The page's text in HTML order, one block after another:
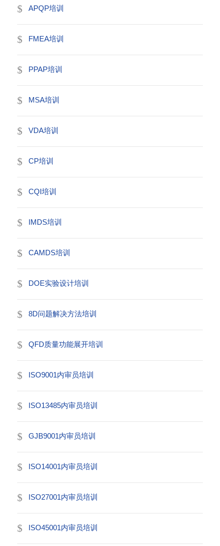
APQP培训
FMEA培训
PPAP培训
MSA培训
VDA培训
CP培训
CQI培训
IMDS培训
CAMDS培训
DOE实验设计培训
8D问题解决方法培训
QFD质量功能展开培训
ISO9001内审员培训
ISO13485内审员培训
GJB9001内审员培训
ISO14001内审员培训
ISO27001内审员培训
ISO45001内审员培训